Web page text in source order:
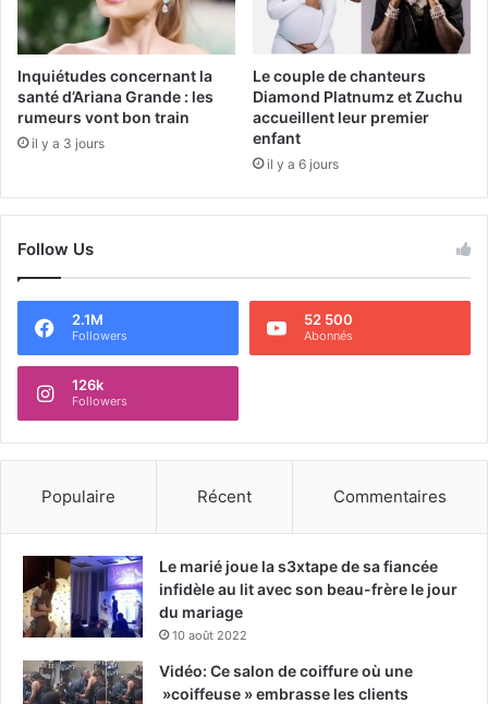
Inquiétudes concernant la
santé d’Ariana Grande : les
rumeurs vont bon train
il y a 3 jours
Le couple de chanteurs
Diamond Platnumz et Zuchu
accueillent leur premier
enfant
il y a 6 jours
Follow Us
2.1M
Followers
52 500
Abonnés
126k
Followers
Populaire Récent Commentaires
Le marié joue la s3xtape de sa fiancée
infidèle au lit avec son beau-frère le jour
du mariage
10 août 2022
Vidéo: Ce salon de coiffure où une
»coiffeuse » embrasse les clients